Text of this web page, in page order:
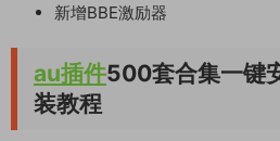
新增BBE激励器
au插件500套合集一键
装教程